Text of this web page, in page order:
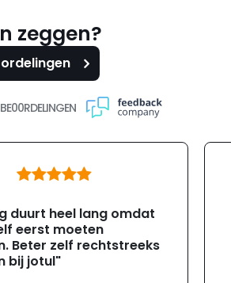
zeggen?
duurt heel lang omdat
eerst moeten
Beter zelf rechtstreeks
bij jotul"